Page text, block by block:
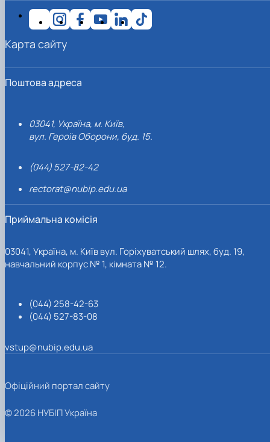
Поштова адреса
03041, Україна, м. Київ,
вул. Героїв Оборони, буд. 15.
(044) 527-82-42
rectorat@nubip.edu.ua
Приймальна комісія
03041, Україна, м. Київ вул. Горіхуватський шлях, буд. 19,
навчальний корпус № 1, кімната № 12.
(044) 258-42-63
(044) 527-83-08
vstup@nubip.edu.ua
Карта сайту
Офіційний портал сайту
© 2026 НУБІП Україна